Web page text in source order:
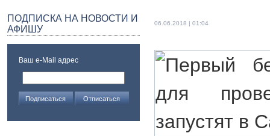
ПОДПИСКА НА НОВОСТИ И
АФИШУ
Ваш e-Mail адрес
06.06.2018 | 01:04